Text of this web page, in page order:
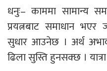
धनुः– काममा सामान्य
प्रयत्नबाट समाधान भएर
सुधार आउनेछ । अर्थ
ढिला सुस्ति हुनसक्छ ।